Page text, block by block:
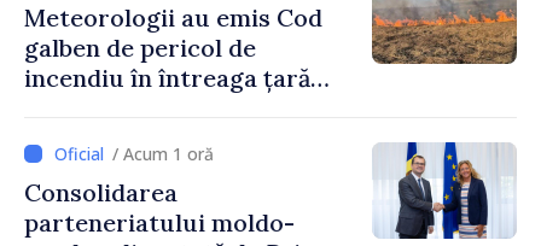
Meteorologii au emis Cod
galben de pericol de
incendiu în întreaga țară
/ Acum 1 oră
Consolidarea
parteneriatului moldo-